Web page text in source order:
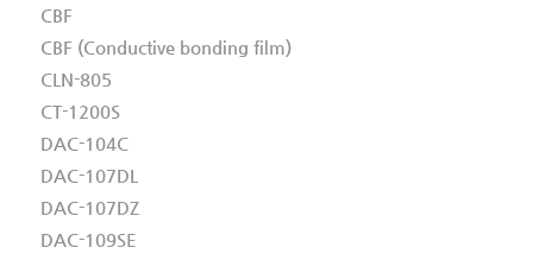
CBF
CBF (Conductive bonding film)
CLN-805
CT-1200S
DAC-104C
DAC-107DL
DAC-107DZ
DAC-109SE